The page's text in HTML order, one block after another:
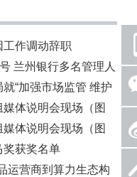
作调动辞职
兰州银行多名管理人
于600万元
“加强市场监管 维护
体说明会现场（图
体说明会现场（图
奖获奖名单
运营商到算力生态构